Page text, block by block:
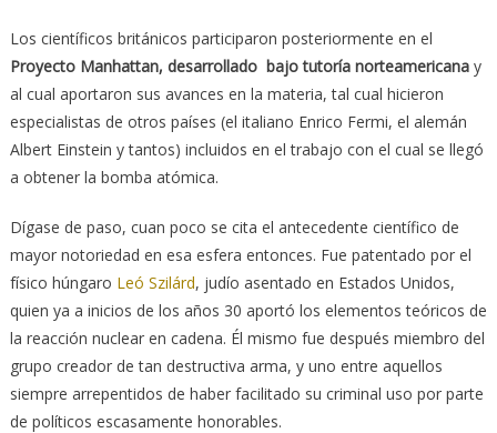
Los científicos británicos participaron posteriormente en el
Proyecto Manhattan, desarrollado bajo tutoría norteamericanay
al cual aportaron sus avances en la materia, tal cual hicieron
especialistas de otros países (el italiano Enrico Fermi, el alemán
Albert Einstein y tantos) incluidos en el trabajo con el cual se llegó
a obtener la bomba atómica.
Dígase de paso, cuan poco se cita el antecedente científico de
mayor notoriedad en esa esfera entonces. Fue patentado por el
físico húngaro Leó Szilárd, judío asentado en Estados Unidos,
quien ya a inicios de los años 30 aportó los elementos teóricos de
la reacción nuclear en cadena. Él mismo fue después miembro del
grupo creador de tan destructiva arma, y uno entre aquellos
siempre arrepentidos de haber facilitado su criminal uso por parte
de políticos escasamente honorables.